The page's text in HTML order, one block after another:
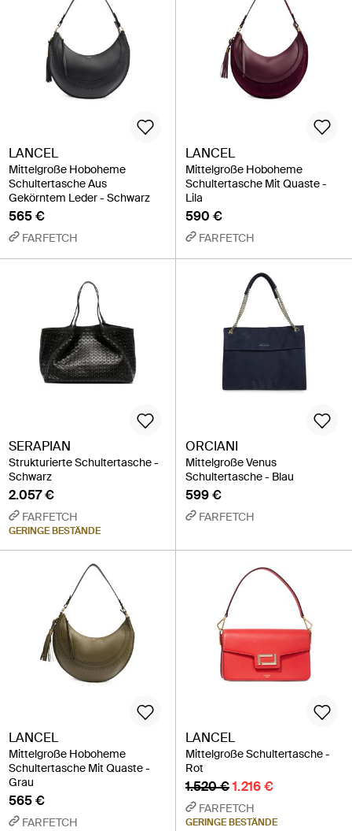
LANCEL
Mittelgroße Hoboheme
Schultertasche Aus
Gekörntem Leder - Schwarz
565 €
FARFETCH
LANCEL
Mittelgroße Hoboheme
Schultertasche Mit Quaste -
Lila
590 €
FARFETCH
SERAPIAN
Strukturierte Schultertasche -
Schwarz
2.057 €
FARFETCH
GERINGE BESTÄNDE
ORCIANI
Mittelgroße Venus
Schultertasche - Blau
599 €
FARFETCH
LANCEL
Mittelgroße Hoboheme
Schultertasche Mit Quaste -
Grau
565 €
FARFETCH
LANCEL
Mittelgroße Schultertasche -
Rot
1.520 €1.216 €
FARFETCH
GERINGE BESTÄNDE